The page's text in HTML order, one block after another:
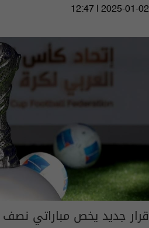
12:47 | 2025-01-02
قرار جديد يخص مباراتي نصف